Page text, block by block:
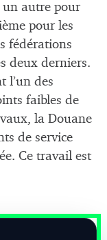
un autre pour
pour les
fédérations
deux derniers.
l’un des
faibles de
la Douane
de service
Ce travail est